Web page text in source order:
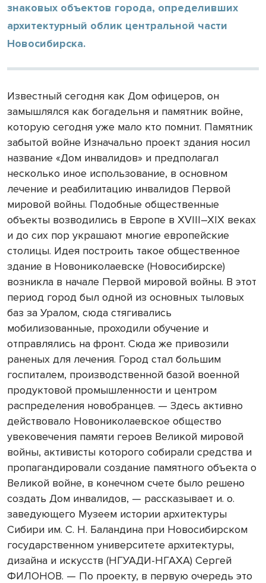
знаковых объектов города, определивших
архитектурный облик центральной части
Новосибирска.
Известный сегодня как Дом офицеров, он
замышлялся как богадельня и памятник войне,
которую сегодня уже мало кто помнит. Памятник
забытой войне Изначально проект здания носил
название «Дом инвалидов» и предполагал
несколько иное использование, в основном
лечение и реабилитацию инвалидов Первой
мировой войны. Подобные общественные
объекты возводились в Европе в XVIII–XIX веках
и до сих пор украшают многие европейские
столицы. Идея построить такое общественное
здание в Новониколаевске (Новосибирске)
возникла в начале Первой мировой войны. В этот
период город был одной из основных тыловых
баз за Уралом, сюда стягивались
мобилизованные, проходили обучение и
отправлялись на фронт. Сюда же привозили
раненых для лечения. Город стал большим
госпиталем, производственной базой военной
продуктовой промышленности и центром
распределения новобранцев. — Здесь активно
действовало Новониколаевское общество
увековечения памяти героев Великой мировой
войны, активисты которого собирали средства и
пропагандировали создание памятного объекта о
Великой войне, в конечном счете было решено
создать Дом инвалидов, — рассказывает и. о.
заведующего Музеем истории архитектуры
Сибири им. С. Н. Баландина при Новосибирском
государственном университете архитектуры,
дизайна и искусств (НГУАДИ-НГАХА) Сергей
ФИЛОНОВ. — По проекту, в первую очередь это